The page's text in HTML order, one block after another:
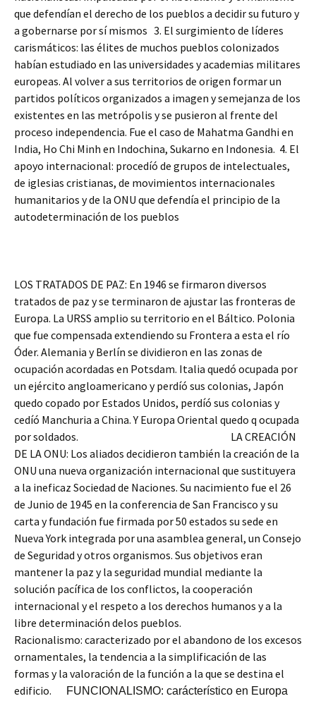
que defendían el derecho de los pueblos a decidir su futuro y
a gobernarse por sí mismos 3. El surgimiento de líderes
carismáticos: las élites de muchos pueblos colonizados
habían estudiado en las universidades y academias militares
europeas. Al volver a sus territorios de origen formar un
partidos políticos organizados a imagen y semejanza de los
existentes en las metrópolis y se pusieron al frente del
proceso independencia. Fue el caso de Mahatma Gandhi en
India, Ho Chi Minh en Indochina, Sukarno en Indonesia. 4. El
apoyo internacional: procedíó de grupos de intelectuales,
de iglesias cristianas, de movimientos internacionales
humanitarios y de la ONU que defendía el principio de la
autodeterminación de los pueblos
LOS TRATADOS DE PAZ: En 1946 se firmaron diversos
tratados de paz y se terminaron de ajustar las fronteras de
Europa. La URSS amplio su territorio en el Báltico. Polonia
que fue compensada extendiendo su Frontera a esta el río
Óder. Alemania y Berlín se dividieron en las zonas de
ocupación acordadas en Potsdam. Italia quedó ocupada por
un ejército angloamericano y perdíó sus colonias, Japón
quedo copado por Estados Unidos, perdíó sus colonias y
cedíó Manchuria a China. Y Europa Oriental quedo q ocupada
por soldados. LA CREACIÓN
DE LA ONU: Los aliados decidieron también la creación de la
ONU una nueva organización internacional que sustituyera
a la ineficaz Sociedad de Naciones. Su nacimiento fue el 26
de Junio de 1945 en la conferencia de San Francisco y su
carta y fundación fue firmada por 50 estados su sede en
Nueva York integrada por una asamblea general, un Consejo
de Seguridad y otros organismos. Sus objetivos eran
mantener la paz y la seguridad mundial mediante la
solución pacífica de los conflictos, la cooperación
internacional y el respeto a los derechos humanos y a la
libre determinación delos pueblos.
Racionalismo: caracterizado por el abandono de los excesos
ornamentales, la tendencia a la simplificación de las
formas y la valoración de la función a la que se destina el
edificio.
FUNCIONALISMO: carácterístico en Europa